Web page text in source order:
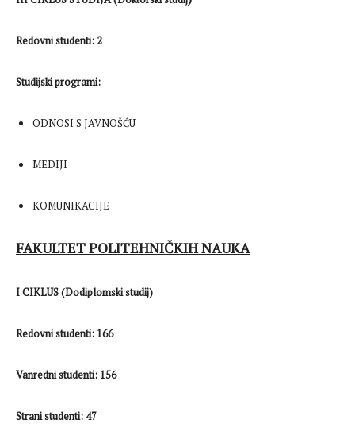
Redovni studenti: 2
Studijski programi:
ODNOSI S JAVNOŠĆU
MEDIJI
KOMUNIKACIJE
FAKULTET POLITEHNIČKIH NAUKA
I CIKLUS (Dodiplomski studij)
Redovni studenti: 166
Vanredni studenti: 156
Strani studenti: 47